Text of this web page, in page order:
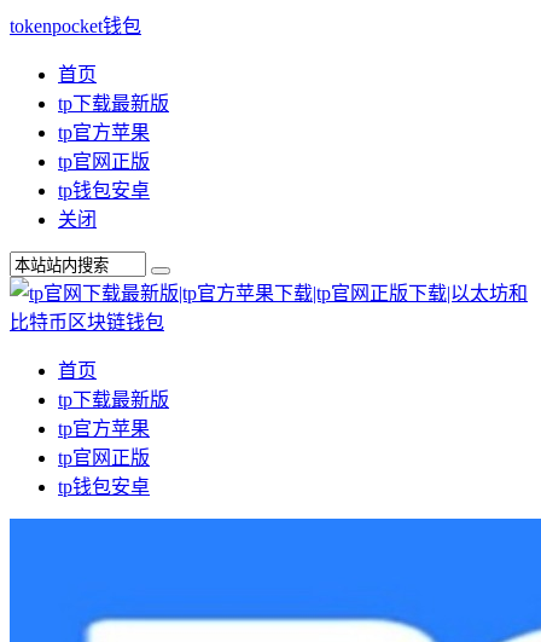
tokenpocket钱包
首页
tp下载最新版
tp官方苹果
tp官网正版
tp钱包安卓
关闭
首页
tp下载最新版
tp官方苹果
tp官网正版
tp钱包安卓